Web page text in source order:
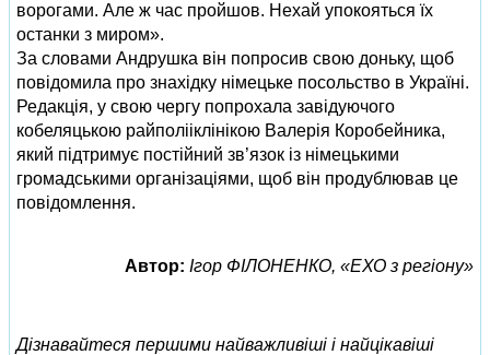
ворогами. Але ж час пройшов. Нехай упокояться їх
останки з миром».
За словами Андрушка він попросив свою доньку, щоб
повідомила про знахідку німецьке посольство в Україні.
Редакція, у свою чергу попрохала завідуючого
кобеляцькою райполііклінікою Валерія Коробейника,
який підтримує постійний зв’язок із німецькими
громадськими організаціями, щоб він продублював це
повідомлення.
Автор: Ігор ФІЛОНЕНКО, «ЕХО з регіону»
Дізнавайтеся першими найважливіші і найцікавіші